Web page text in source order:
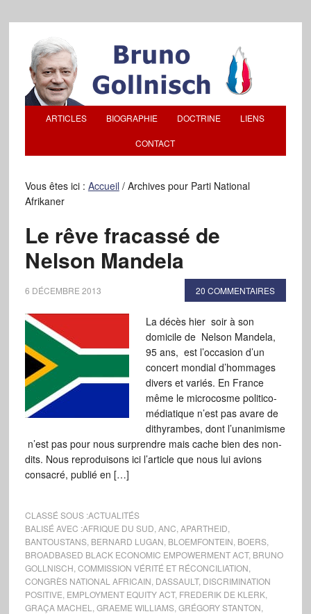
ARTICLES BIOGRAPHIE DOCTRINE LIENS
CONTACT
Vous êtes ici : Accueil /Archives pour Parti National
Afrikaner
Le rêve fracassé de
Nelson Mandela
6 DÉCEMBRE 2013 20 COMMENTAIRES
La décès hier soir à son
domicile de Nelson Mandela,
95 ans, est l’occasion d’un
concert mondial d’hommages
divers et variés. En France
même le microcosme politico-
médiatique n’est pas avare de
dithyrambes, dont l’unanimisme
n’est pas pour nous surprendre mais cache bien des non-
dits. Nous reproduisons ici l’article que nous lui avions
consacré, publié en […]
CLASSÉ SOUS :ACTUALITÉS
BALISÉ AVEC :AFRIQUE DU SUD ANC APARTHEID
BANTOUSTANS, BERNARD LUGAN BLOEMFONTEIN BOERS,
BROADBASED BLACK ECONOMIC EMPOWERMENT ACT, BRUNO
GOLLNISCH COMMISSION VÉRITÉ ET RÉCONCILIATION
CONGRÈS NATIONAL AFRICAIN DASSAULT, DISCRIMINATION
POSITIVE EMPLOYMENT EQUITY ACT, FREDERIK DE KLERK,
GRAÇA MACHEL
GRAEME WILLIAMS, GRÉGORY STANTON